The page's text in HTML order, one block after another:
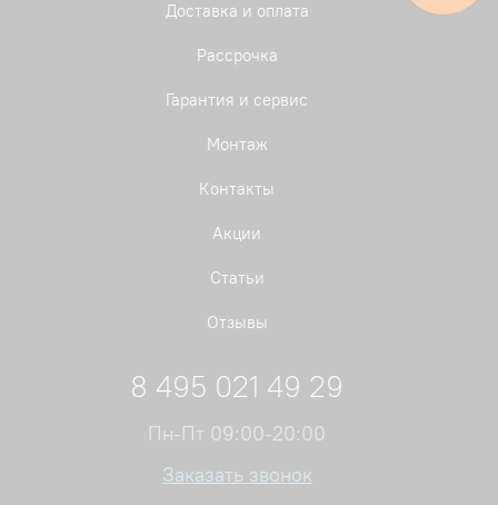
Доставка и оплата
Рассрочка
Гарантия и сервис
Монтаж
Контакты
Акции
Статьи
Отзывы
8 495 021 49 29
Пн-Пт 09:00-20:00
Заказать звонок